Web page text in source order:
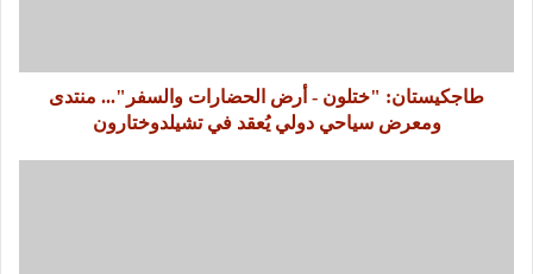
طاجكيستان: "ختلون - أرض الحضارات والسفر"... منتدى
ومعرض سياحي دولي يُعقد في تشيلدوختارون